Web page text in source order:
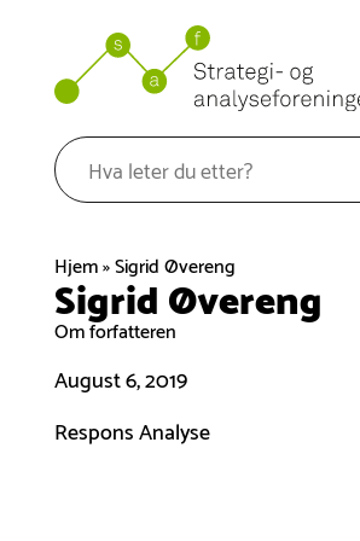
Hjem»Sigrid Øvereng
Sigrid Øvereng
Om forfatteren
August 6, 2019
Respons Analyse